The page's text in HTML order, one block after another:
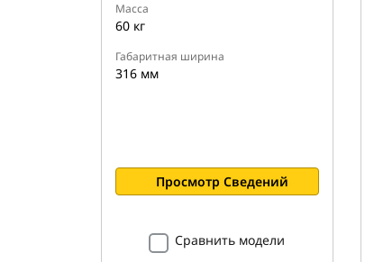
Масса
60 кг
Габаритная ширина
316 мм
Просмотр Сведений
Сравнить модели